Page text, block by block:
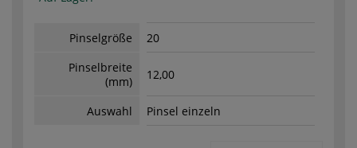
Pinselgröße
20
Pinselbreite
(mm)
12,00
Auswahl Pinsel einzeln